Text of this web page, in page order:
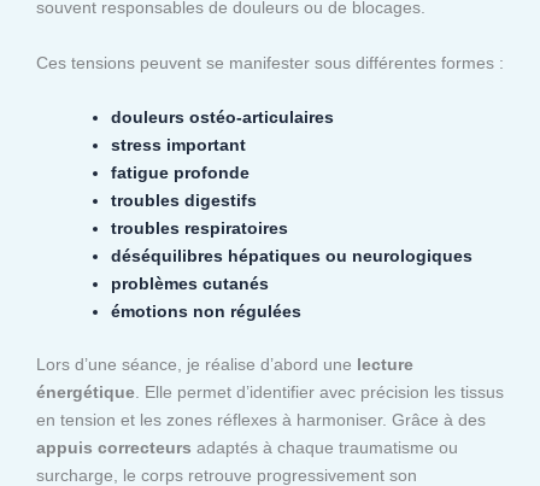
souvent responsables de douleurs ou de blocages.
Ces tensions peuvent se manifester sous différentes formes :
douleurs ostéo-articulaires
stress important
fatigue profonde
troubles digestifs
troubles respiratoires
déséquilibres hépatiques ou neurologiques
problèmes cutanés
émotions non régulées
Lors d’une séance, je réalise d’abord une lecture
énergétique . Elle permet d’identifier avec précision les tissus
en tension et les zones réflexes à harmoniser. Grâce à des
appuis correcteurs adaptés à chaque traumatisme ou
surcharge, le corps retrouve progressivement son